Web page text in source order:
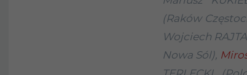
(Raków
Wojciech
Nowa Sól),